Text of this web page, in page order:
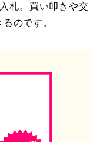
札。買い叩きや交
のです。